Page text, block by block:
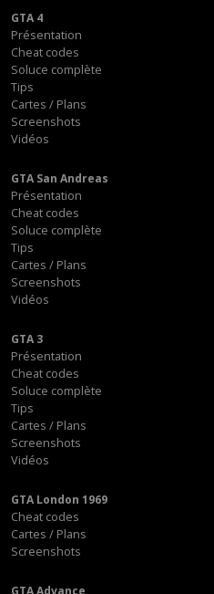
GTA 4
Présentation
Cheat codes
Soluce complète
Tips
Cartes / Plans
Screenshots
Vidéos
GTA San Andreas
Présentation
Cheat codes
Soluce complète
Tips
Cartes / Plans
Screenshots
Vidéos
GTA 3
Présentation
Cheat codes
Soluce complète
Tips
Cartes / Plans
Screenshots
Vidéos
GTA London 1969
Cheat codes
Cartes / Plans
Screenshots
GTA Advance